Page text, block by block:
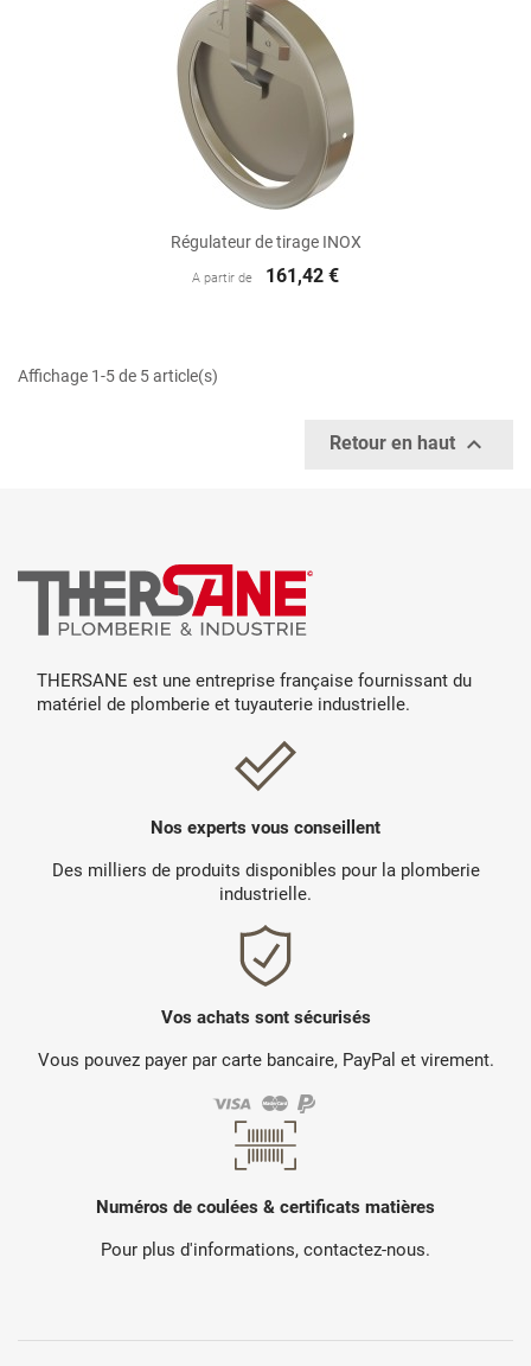
Régulateur de tirage INOX
A partir de 161,42 €
Affichage 1-5 de 5 article(s)
Retour en haut 
THERSANE est une entreprise française fournissant du
matériel de plomberie et tuyauterie industrielle.
Nos experts vous conseillent
Des milliers de produits disponibles pour la plomberie
industrielle.
Vos achats sont sécurisés
Vous pouvez payer par carte bancaire, PayPal et virement.
Numéros de coulées & certificats matières
Pour plus d'informations, contactez-nous.